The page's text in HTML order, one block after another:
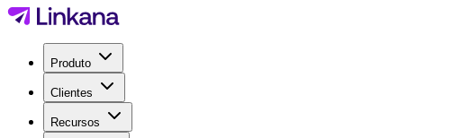
Produto
Clientes
Recursos